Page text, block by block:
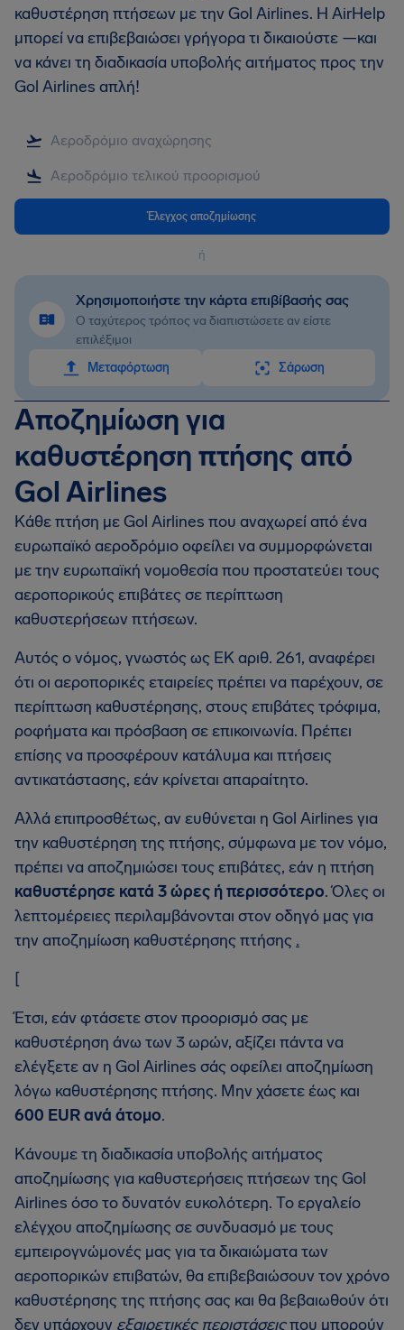
καθυστέρηση πτήσεων με την Gol Airlines. Η AirHelp
μπορεί να επιβεβαιώσει γρήγορα τι δικαιούστε —και
να κάνει τη διαδικασία υποβολής αιτήματος προς την
Gol Airlines απλή!
Έλεγχος αποζημίωσης
ή
Χρησιμοποιήστε την κάρτα επιβίβασής σας
Ο ταχύτερος τρόπος να διαπιστώσετε αν είστε
επιλέξιμοι
Mεταφόρτωση
Σάρωση
Αποζημίωση για
καθυστέρηση πτήσης από
Gol Airlines
Κάθε πτήση με Gol Airlines που αναχωρεί από ένα
ευρωπαϊκό αεροδρόμιο οφείλει να συμμορφώνεται
με την ευρωπαϊκή νομοθεσία που προστατεύει τους
αεροπορικούς επιβάτες σε περίπτωση
καθυστερήσεων πτήσεων.
Αυτός ο νόμος, γνωστός ως EΚ αριθ. 261, αναφέρει
ότι οι αεροπορικές εταιρείες πρέπει να παρέχουν, σε
περίπτωση καθυστέρησης, στους επιβάτες τρόφιμα,
ροφήματα και πρόσβαση σε επικοινωνία. Πρέπει
επίσης να προσφέρουν κατάλυμα και πτήσεις
αντικατάστασης, εάν κρίνεται απαραίτητο.
Αλλά επιπροσθέτως, αν ευθύνεται η Gol Airlines για
την καθυστέρηση της πτήσης, σύμφωνα με τον νόμο,
πρέπει να αποζημιώσει τους επιβάτες, εάν η πτήση
καθυστέρησε κατά 3 ώρες ή περισσότερο. Όλες οι
λεπτομέρειες περιλαμβάνονται στον οδηγό μας για
την αποζημίωση καθυστέρησης πτήσης .
[
Έτσι, εάν φτάσετε στον προορισμό σας με
καθυστέρηση άνω των 3 ωρών, αξίζει πάντα να
ελέγξετε αν η Gol Airlines σάς οφείλει αποζημίωση
λόγω καθυστέρησης πτήσης. Μην χάσετε έως και
600 EUR ανά άτομο.
Κάνουμε τη διαδικασία υποβολής αιτήματος
αποζημίωσης για καθυστερήσεις πτήσεων της Gol
Airlines όσο το δυνατόν ευκολότερη. Το εργαλείο
ελέγχου αποζημίωσης σε συνδυασμό με τους
εμπειρογνώμονές μας για τα δικαιώματα των
αεροπορικών επιβατών, θα επιβεβαιώσουν τον χρόνο
καθυστέρησης της πτήσης σας και θα βεβαιωθούν ότι
δεν υπάρχουν εξαιρετικές περιστάσειςπου μπορούν